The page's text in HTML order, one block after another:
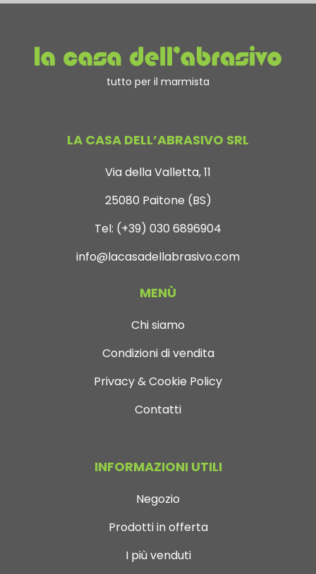
tutto per il marmista
LA CASA DELL’ABRASIVO SRL
Via della Valletta, 11
25080 Paitone (BS)
Tel: (+39) 030 6896904
info@lacasadellabrasivo.com
MENÙ
Chi siamo
Condizioni di vendita
Privacy & Cookie Policy
Contatti
INFORMAZIONI UTILI
Negozio
Prodotti in offerta
I più venduti